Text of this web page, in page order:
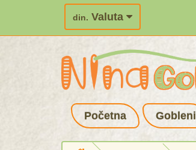
din. Valuta
Početna Gobleni